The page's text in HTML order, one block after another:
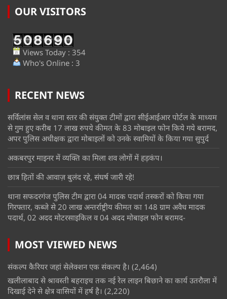
OUR VISITORS
Views Today : 354
Who's Online : 3
RECENT NEWS
सर्विलांस सेल व थाना स्तर की संयुक्त टीमों द्वारा सीईआईआर पोर्टल के माध्यम
से गुम हुए करीब 17 लाख रुपये कीमत के 83 मोबाइल फोन किये गये बरामद,
अपर पुलिस अधीक्षक द्वारा मोबाइलों को उनके स्वामियों के किया गया सुपुर्द
अकबरपुर माइनर में व्यक्ति का मिला शव लोगों में हड़कंप।
छात्र हितों की आवाज़ बुलंद रहे, संघर्ष जारी रहे!
थाना सफदरगंज पुलिस टीम द्वारा 04 मादक पदार्थ तस्करों को किया गया
गिरफ्तार, कब्जे से 20 लाख अन्तर्राष्ट्रीय कीमत का 148 ग्राम अवैध मादक
पदार्थ, 02 अदद मोटरसाइकिल व 04 अदद मोबाइल फोन बरामद-
MOST VIEWED NEWS
संकल्प कैरियर जहां सेलेक्शन एक संकल्प है। (2,464)
खलीलाबाद से श्रावस्ती बहराइच तक नई रेल लाइन बिछाने का कार्य उतरौला में
दिखाई देने से क्षेत्र वासियों में हर्ष है। (2,220)